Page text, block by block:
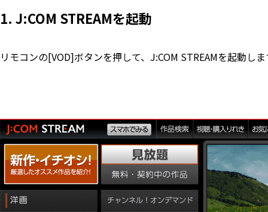
1. J:COM STREAMを起動
リモコンの[VOD]ボタンを押して、J:COM STREAMを起動しま